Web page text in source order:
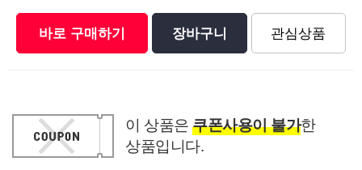
바로 구매하기 장바구니 관심상품
이 상품은 쿠폰사용이 불가한
상품입니다.